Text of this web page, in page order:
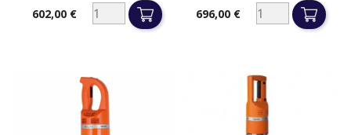
Prix602,00 € Prix696,00 €